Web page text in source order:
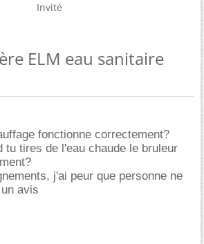
Invité
ELM eau sanitaire
fonctionne correctement?
tu tires de l'eau chaude le bruleur
j'ai peur que personne ne
avis